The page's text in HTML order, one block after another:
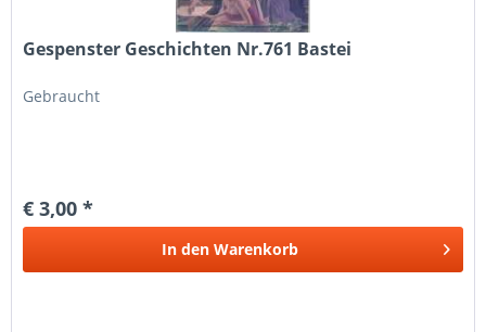
Gespenster Geschichten Nr.761 Bastei
Gebraucht
€ 3,00 *
In den Warenkorb